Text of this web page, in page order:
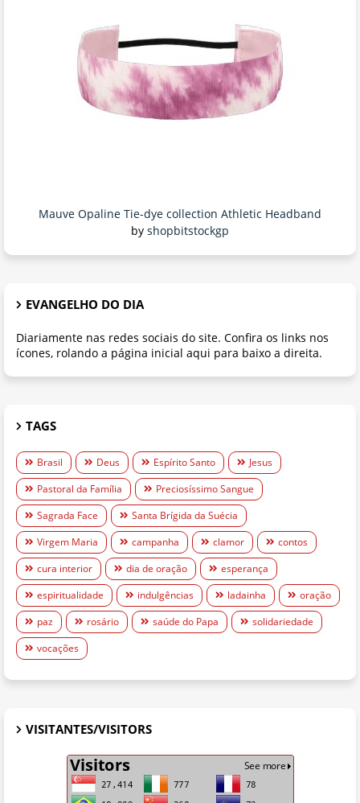
Mauve Opaline Tie-dye collection Athletic Headband
by shopbitstockgp
EVANGELHO DO DIA
Diariamente nas redes sociais do site. Confira os links nos
ícones, rolando a página inicial aqui para baixo a direita.
TAGS
Brasil Deus Espírito Santo
Jesus
Pastoral da Família
Preciosíssimo Sangue
Sagrada Face
Santa Brígida da Suécia
Virgem Maria
campanha clamor
contos
cura interior
dia de oração
esperança
espiritualidade
indulgências ladainha
oração
paz
rosário saúde do Papa
solidariedade
vocações
VISITANTES/VISITORS